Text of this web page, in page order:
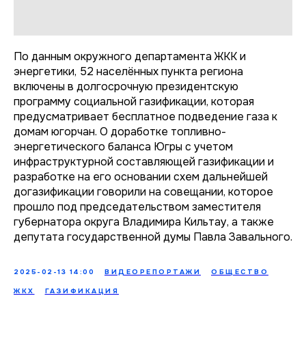
По данным окружного департамента ЖКК и
энергетики, 52 населённых пункта региона
включены в долгосрочную президентскую
программу социальной газификации, которая
предусматривает бесплатное подведение газа к
домам югорчан. О доработке топливно-
энергетического баланса Югры с учетом
инфраструктурной составляющей газификации и
разработке на его основании схем дальнейшей
догазификации говорили на совещании, которое
прошло под председательством заместителя
губернатора округа Владимира Кильтау, а также
депутата государственной думы Павла Завального.
2025-02-13 14:00 ВИДЕОРЕПОРТАЖИ ОБЩЕСТВО
ЖКХ ГАЗИФИКАЦИЯ